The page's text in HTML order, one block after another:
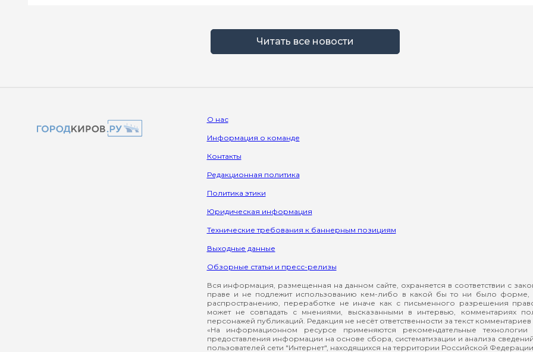
Читать все новости
О нас
Информация о команде
Контакты
Редакционная политика
Политика этики
Юридическая информация
Технические требования к баннерным позициям
Выходные данные
Обзорные статьи и пресс-релизы
Вся информация, размещенная на данном сайте, охраняется в соответствии с
праве и не подлежит использованию кем-либо в какой бы то ни было форме,
распространению, переработке не иначе как с письменного разрешения
может не совпадать с мнениями, высказанными в интервью, комментариях
персонажей публикаций. Редакция не несёт ответственности за текст комментариев
«На информационном ресурсе применяются рекомендательные
предоставления информации на основе сбора, систематизации и анализа
пользователей сети "Интернет", находящихся на территории Российской